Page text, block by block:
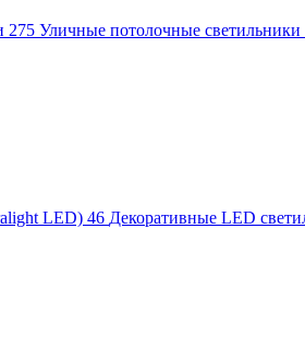
275 Уличные потолочные светильники
LED) 46 Декоративные LED